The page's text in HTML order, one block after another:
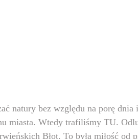
natury bez względu na porę dnia
miasta. Wtedy trafiliśmy TU.
Błot. To była miłość od